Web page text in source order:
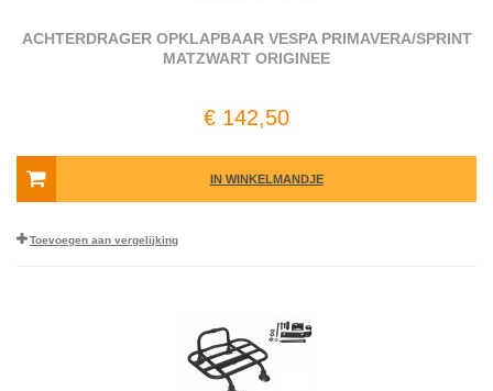
ACHTERDRAGER OPKLAPBAAR VESPA PRIMAVERA/SPRINT
MATZWART ORIGINEE
€ 142,50
IN WINKELMANDJE
Toevoegen aan vergelijking